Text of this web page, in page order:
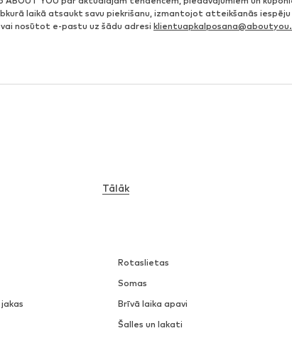
laikā atsaukt savu piekrišanu, izmantojot atteikšanās
nosūtot e-pastu uz šādu adresi
Rotaslietas
Somas
Brīvā laika apavi
Šalles un lakati
Tālāk